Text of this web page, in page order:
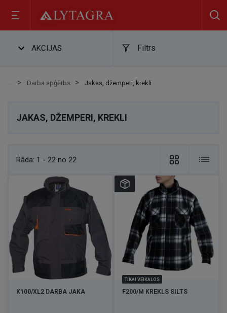
AKCIJAS Filtrs
Darba apģērbs Jakas, džemperi, krekli
JAKAS, DŽEMPERI, KREKLI
Rāda: 1 - 22 no 22
K100/XL2 DARBA JAKA
TIKAI VEIKALOS
F200/M KREKLS SILTS